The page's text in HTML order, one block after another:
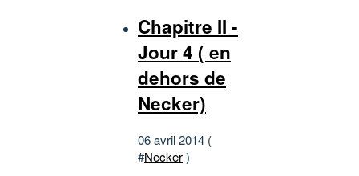
Chapitre II -
Jour 4 ( en
dehors de
Necker)
06 avril 2014 (
#Necker)